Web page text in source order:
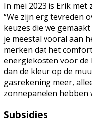
In mei 2023 is Erik
“We zijn erg tevreden
keuzes die we
je meestal vooral aan
merken dat het
energiekosten voor
dan de kleur op de
gasrekening meer,
zonnepanelen hebben
Subsidies